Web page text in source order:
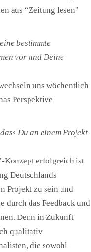
aus “Zeitung lesen”
bestimmte
vor und Deine
uns wöchentlich
Perspektive
Du an einem Projekt
Konzept erfolgreich ist
Deutschlands
Projekt zu sein und
durch das Feedback und
Denn in Zukunft
qualitativ
die sowohl